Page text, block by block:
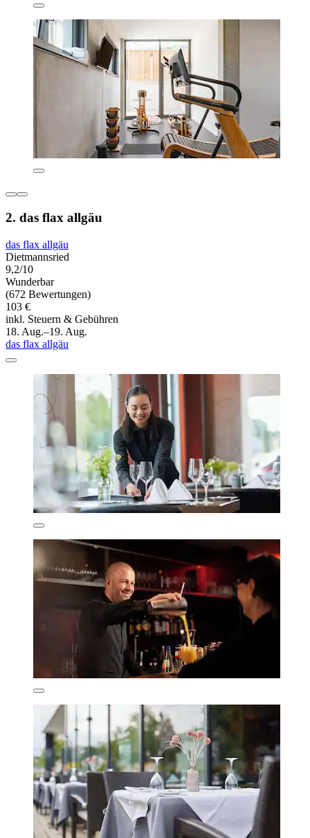
2. das flax allgäu
das flax allgäu
Dietmannsried
9,2/10
Wunderbar
(672 Bewertungen)
103 €
inkl. Steuern & Gebühren
18. Aug.–19. Aug.
das flax allgäu